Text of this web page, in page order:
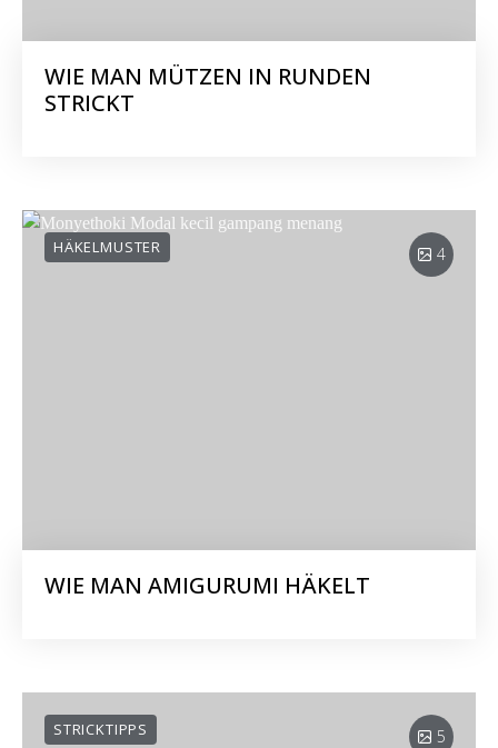
WIE MAN MÜTZEN IN RUNDEN
STRICKT
4
HÄKELMUSTER
WIE MAN AMIGURUMI HÄKELT
5
STRICKTIPPS